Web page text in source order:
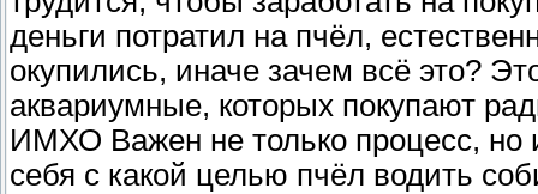
деньги потратил на пчёл,
окупились, иначе зачем всё это?
аквариумные, которых покупают
ИМХО Важен не только процесс, но
себя с какой целью пчёл водить